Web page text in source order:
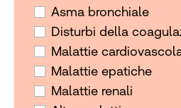
Asma bronchiale
Disturbi della
Malattie
Malattie epatiche
Malattie renali